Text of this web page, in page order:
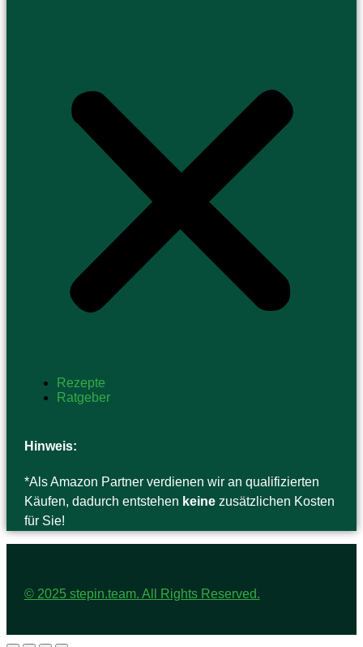
Rezepte
Ratgeber
Hinweis:
*Als Amazon Partner verdienen wir an qualifizierten
Käufen, dadurch entstehen keinezusätzlichen Kosten
für Sie!
© 2025 stepin.team. All Rights Reserved.